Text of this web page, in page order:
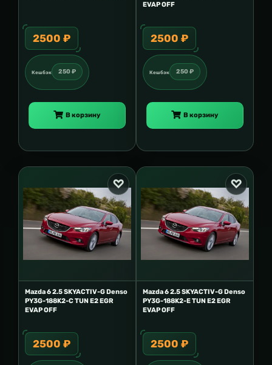
2500 ₽
Кешбэк 250 ₽
В корзину
EVAP OFF
2500 ₽
Кешбэк 250 ₽
В корзину
Mazda 6 2.5 SKYACTIV-G Denso
PY3G-188K2-C TUN E2 EGR
EVAP OFF
2500 ₽
Mazda 6 2.5 SKYACTIV-G Denso
PY3G-188K2-E TUN E2 EGR
EVAP OFF
2500 ₽